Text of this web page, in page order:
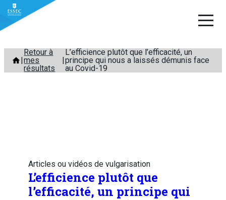
Aller
contenu
Retour à
mes
résultats
L’efficience plutôt que l’efficacité, un
principe qui nous a laissés démunis face
au Covid-19
Articles ou vidéos de vulgarisation
L’efficience plutôt que
l’efficacité, un principe qui